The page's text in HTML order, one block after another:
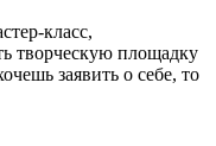
класс,
творческую площадку
заявить о себе, то